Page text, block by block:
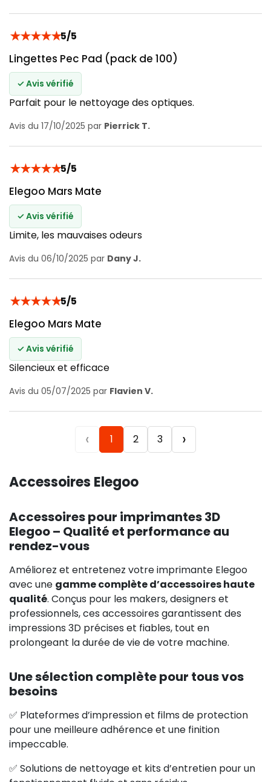
★★★★★5/5
Lingettes Pec Pad (pack de 100)
✓ Avis vérifié
Parfait pour le nettoyage des optiques.
Avis du 17/10/2025 par Pierrick T.
★★★★★5/5
Elegoo Mars Mate
✓ Avis vérifié
Limite, les mauvaises odeurs
Avis du 06/10/2025 par Dany J.
★★★★★5/5
Elegoo Mars Mate
✓ Avis vérifié
Silencieux et efficace
Avis du 05/07/2025 par Flavien V.
‹ 1 2 3 ›
Accessoires Elegoo
Accessoires pour imprimantes 3D
Elegoo – Qualité et performance au
rendez-vous
Améliorez et entretenez votre imprimante Elegoo
avec une gamme complète d’accessoires haute
qualité. Conçus pour les makers, designers et
professionnels, ces accessoires garantissent des
impressions 3D précises et fiables, tout en
prolongeant la durée de vie de votre machine.
Une sélection complète pour tous vos
besoins
✅ Plateformes d’impression et films de protection
pour une meilleure adhérence et une finition
impeccable.
✅ Solutions de nettoyage et kits d’entretien pour un